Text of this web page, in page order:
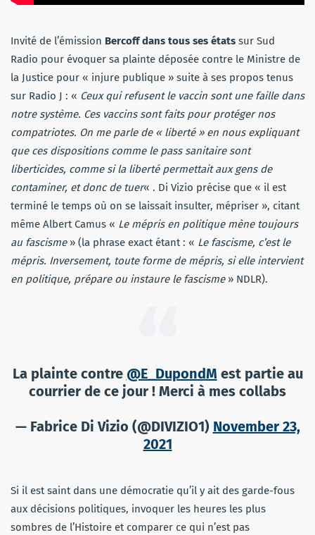
Invité de l’émission Bercoff dans tous ses états sur Sud
Radio pour évoquer sa plainte déposée contre le Ministre de
la Justice pour « injure publique » suite à ses propos tenus
sur Radio J : « Ceux qui refusent le vaccin sont une faille dans
notre système. Ces vaccins sont faits pour protéger nos
compatriotes. On me parle de « liberté » en nous expliquant
que ces dispositions comme le pass sanitaire sont
liberticides, comme si la liberté permettait aux gens de
contaminer, et donc de tuer« . Di Vizio précise que « il est
terminé le temps où on se laissait insulter, mépriser », citant
même Albert Camus « Le mépris en politique mène toujours
au fascisme» (la phrase exact étant : « Le fascisme, c’est le
mépris. Inversement, toute forme de mépris, si elle intervient
en politique, prépare ou instaure le fascisme» NDLR).
La plainte contre @E_DupondM est partie au
courrier de ce jour ! Merci à mes collabs
— Fabrice Di Vizio (@DIVIZIO1) November 23,
2021
Si il est saint dans une démocratie qu’il y ait des garde-fous
aux décisions politiques, invoquer les heures les plus
sombres de l’Histoire et comparer ce qui n’est pas